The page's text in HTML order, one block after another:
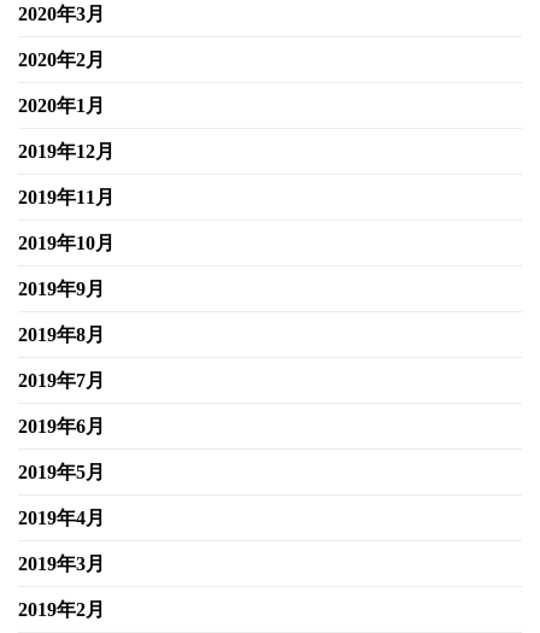
2020年3月
2020年2月
2020年1月
2019年12月
2019年11月
2019年10月
2019年9月
2019年8月
2019年7月
2019年6月
2019年5月
2019年4月
2019年3月
2019年2月